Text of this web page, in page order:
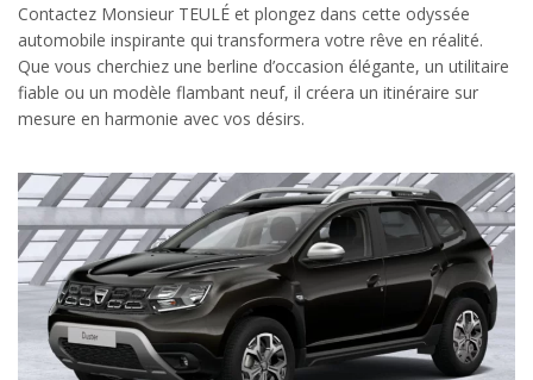
Contactez Monsieur TEULÉ et plongez dans cette odyssée
automobile inspirante qui transformera votre rêve en réalité.
Que vous cherchiez une berline d’occasion élégante, un utilitaire
fiable ou un modèle flambant neuf, il créera un itinéraire sur
mesure en harmonie avec vos désirs.